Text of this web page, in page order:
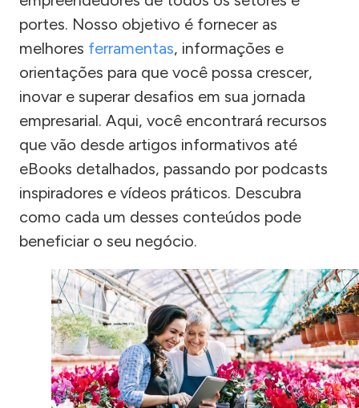
portes. Nosso objetivo é fornecer as
melhores ferramentas, informações e
orientações para que você possa crescer,
inovar e superar desafios em sua jornada
empresarial. Aqui, você encontrará recursos
que vão desde artigos informativos até
eBooks detalhados, passando por podcasts
inspiradores e vídeos práticos. Descubra
como cada um desses conteúdos pode
beneficiar o seu negócio.